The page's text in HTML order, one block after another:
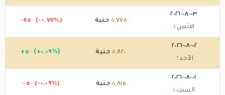
٠٣-٠٨-٢٠٢٦
الاثنين ↓
٥,٧٧٥.٠٠ جنية -٤٥ .٠٠ (-٠.٧٧%)
٠٢-٠٨-٢٠٢٦
الأحد↑
٥,٨٢٠ .٠٠ جنية + ٥ .٠٠ (+٠.٠٩%)
٠١-٠٨-٢٠٢٦
السبت ↓
٥,٨١٥.٠٠ جنية -٥ .٠٠ (-٠.٠٩%)